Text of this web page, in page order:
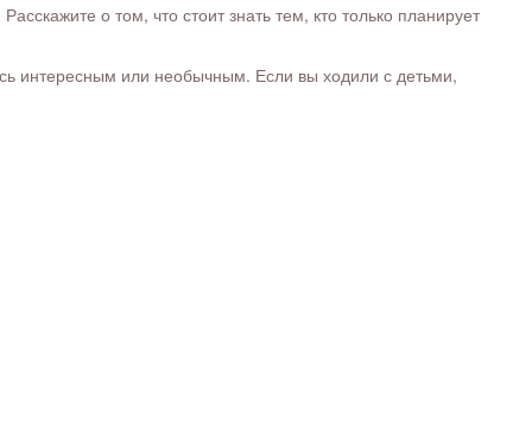
о том, что стоит знать тем, кто только планирует
интересным или необычным. Если вы ходили с детьми,